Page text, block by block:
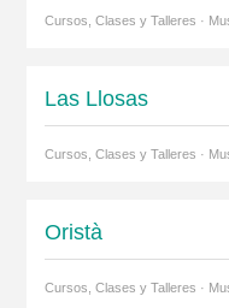
Cursos, Clases y Talleres ·
Las Llosas
Cursos, Clases y Talleres ·
Oristà
Cursos, Clases y Talleres ·